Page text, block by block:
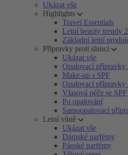
Ukázat vše
Highlights
Travel Essentials
Letní beauty trendy
Základní letní
Přípravky proti slunci
Ukázat vše
Opalovací přípravky
Make-up s SPF
Opalovací přípravky
Vlasová péče se SPF
Po opalování
Samoopalovací
Letní vůně
Ukázat vše
Dámské parfémy
Pánské parfémy